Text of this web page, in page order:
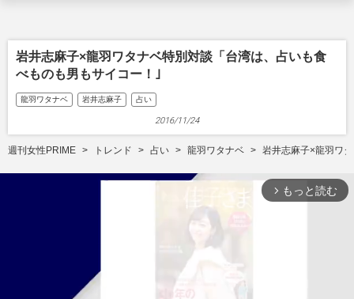
岩井志麻子×龍羽ワタナベ特別対談「台湾は、占いも食
べものも男もサイコー！｣
龍羽ワタナベ 岩井志麻子 占い
2016/11/24
週刊女性PRIME トレンド 占い 龍羽ワタナベ 岩井志麻子×龍羽ワ
arrow_forward_ios もっと読む